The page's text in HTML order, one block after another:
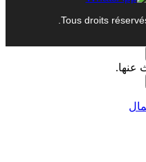
Tous droits
عنها.